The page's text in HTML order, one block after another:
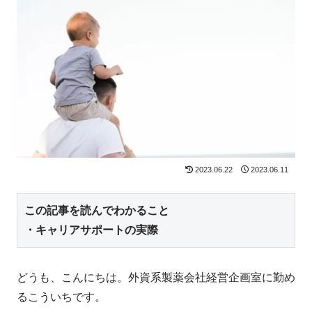
2023.06.22 2023.06.11
この記事を読んでわかること
・キャリアサポートの実際
どうも、こんにちは。外資系製薬会社経営企画室に勤め
るこういちです。